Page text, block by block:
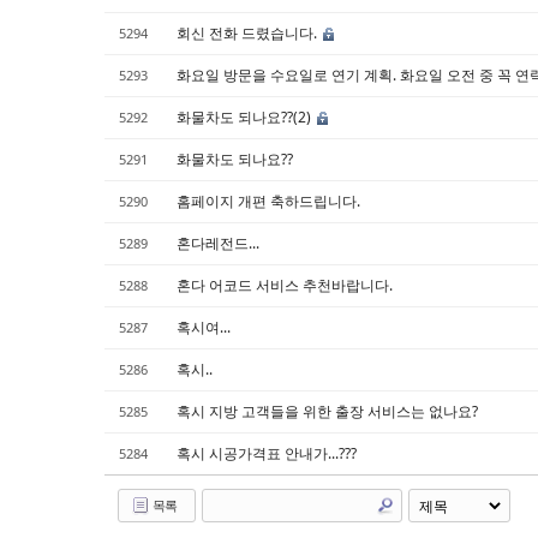
5294 회신 전화 드렸습니다.
5293 화요일 방문을 수요일로 연기 계획. 화요일 오전 중 꼭 연
5292 화물차도 되나요??(2)
5291 화물차도 되나요??
5290 홈페이지 개편 축하드립니다.
5289 혼다레전드...
5288 혼다 어코드 서비스 추천바랍니다.
5287 혹시여...
5286 혹시..
5285 혹시 지방 고객들을 위한 출장 서비스는 없나요?
5284 혹시 시공가격표 안내가...???
목록